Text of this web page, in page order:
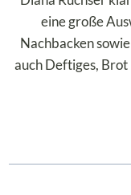
eine große
Nachbacken
auch Deftiges, Brot